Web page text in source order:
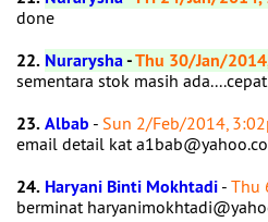
done
22. Nurarysha-Thu 30/Jan/
sementara stok masih
23.Albab - Sun 2/Feb/2014,
email detail kat
24. Haryani Binti Mokhtadi - Thu
berminat